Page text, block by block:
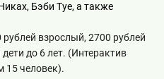
Бэби Туе, а также
рублей взрослый, 2700 рублей
до 6 лет. (Интерактив
15 человек).